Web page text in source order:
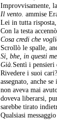
Improvvisamente,
Il vento.ammise
Lei in tutta risposta,
Con la testa
Cosa credi che
Scrollò le spalle,
Si, bhe, in questi
Già. Sentì i pensieri
Rivedere i suoi
assegnato, anche
non aveva mai
doveva liberarsi,
sarebbe tirato
Qualsiasi